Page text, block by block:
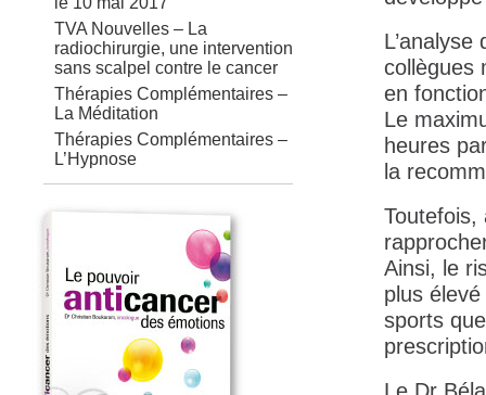
TVA Nouvelles – La
radiochirurgie, une intervention
sans scalpel contre le cancer
Thérapies Complémentaires –
La Méditation
Thérapies Complémentaires –
L’Hypnose
collègues
en
Le
heures
la
Toutefois,
Ainsi, le
plus
sports